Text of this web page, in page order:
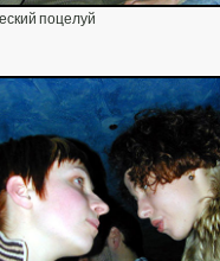
поцелуй